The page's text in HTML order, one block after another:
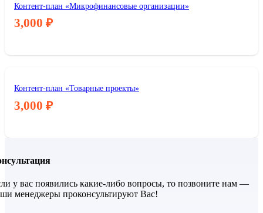
Контент-план «Микрофинансовые организации»
3,000 ₽
Контент-план «Товарные проекты»
3,000 ₽
у вас появились какие-либо вопросы, то позвоните нам —
менеджеры проконсультируют Вас!